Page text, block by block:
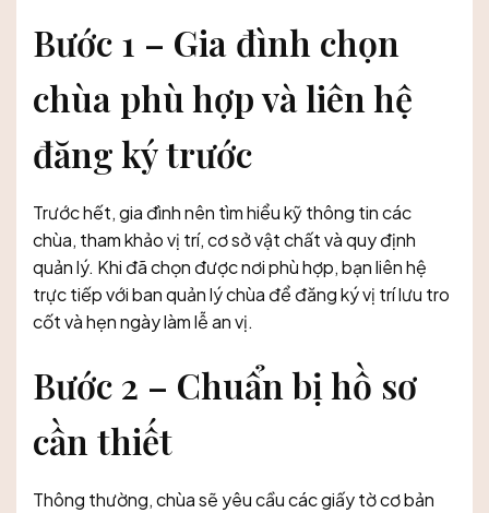
Bước 1 – Gia đình chọn
chùa phù hợp và liên hệ
đăng ký trước
Trước hết, gia đình nên tìm hiểu kỹ thông tin các
chùa, tham khảo vị trí, cơ sở vật chất và quy định
quản lý. Khi đã chọn được nơi phù hợp, bạn liên hệ
trực tiếp với ban quản lý chùa để đăng ký vị trí lưu tro
cốt và hẹn ngày làm lễ an vị.
Bước 2 – Chuẩn bị hồ sơ
cần thiết
Thông thường, chùa sẽ yêu cầu các giấy tờ cơ bản